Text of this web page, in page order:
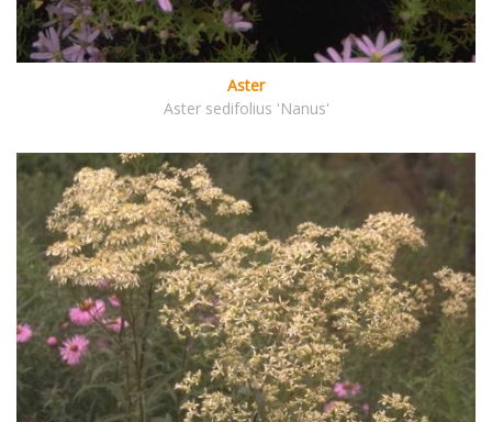
Aster
Aster sedifolius 'Nanus'